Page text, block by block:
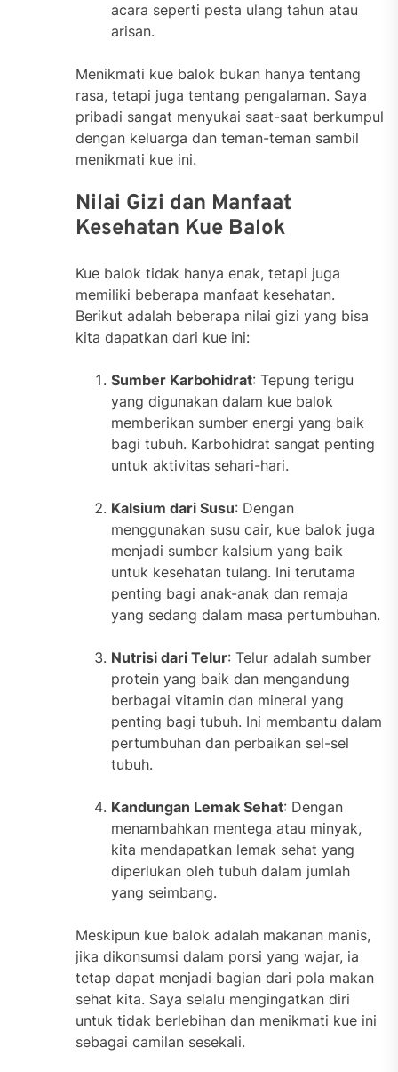
acara seperti pesta ulang tahun atau
arisan.
Menikmati kue balok bukan hanya tentang
rasa, tetapi juga tentang pengalaman. Saya
pribadi sangat menyukai saat-saat berkumpul
dengan keluarga dan teman-teman sambil
menikmati kue ini.
Nilai Gizi dan Manfaat
Kesehatan Kue Balok
Kue balok tidak hanya enak, tetapi juga
memiliki beberapa manfaat kesehatan.
Berikut adalah beberapa nilai gizi yang bisa
kita dapatkan dari kue ini:
Sumber Karbohidrat: Tepung terigu
yang digunakan dalam kue balok
memberikan sumber energi yang baik
bagi tubuh. Karbohidrat sangat penting
untuk aktivitas sehari-hari.
Kalsium dari Susu: Dengan
menggunakan susu cair, kue balok juga
menjadi sumber kalsium yang baik
untuk kesehatan tulang. Ini terutama
penting bagi anak-anak dan remaja
yang sedang dalam masa pertumbuhan.
Nutrisi dari Telur: Telur adalah sumber
protein yang baik dan mengandung
berbagai vitamin dan mineral yang
penting bagi tubuh. Ini membantu dalam
pertumbuhan dan perbaikan sel-sel
tubuh.
Kandungan Lemak Sehat: Dengan
menambahkan mentega atau minyak,
kita mendapatkan lemak sehat yang
diperlukan oleh tubuh dalam jumlah
yang seimbang.
Meskipun kue balok adalah makanan manis,
jika dikonsumsi dalam porsi yang wajar, ia
tetap dapat menjadi bagian dari pola makan
sehat kita. Saya selalu mengingatkan diri
untuk tidak berlebihan dan menikmati kue ini
sebagai camilan sesekali.